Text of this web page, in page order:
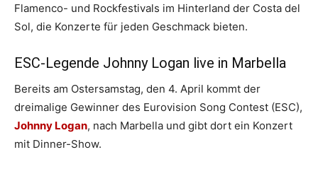
Flamenco- und Rockfestivals im Hinterland der Costa del
Sol, die Konzerte für jeden Geschmack bieten.
ESC-Legende Johnny Logan live in Marbella
Bereits am Ostersamstag, den 4. April kommt der
dreimalige Gewinner des Eurovision Song Contest (ESC),
Johnny Logan, nach Marbella und gibt dort ein Konzert
mit Dinner-Show.